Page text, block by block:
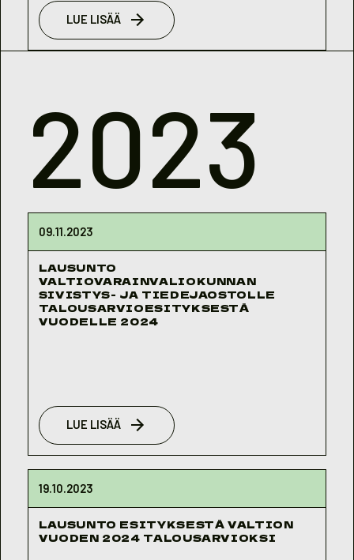
LUE LISÄÄ
2023
09.11.2023
LAUSUNTO
VALTIOVARAINVALIOKUNNAN
SIVISTYS- JA TIEDEJAOSTOLLE
TALOUSARVIOESITYKSESTÄ
VUODELLE 2024
LUE LISÄÄ
19.10.2023
LAUSUNTO ESITYKSESTÄ VALTION
VUODEN 2024 TALOUSARVIOKSI